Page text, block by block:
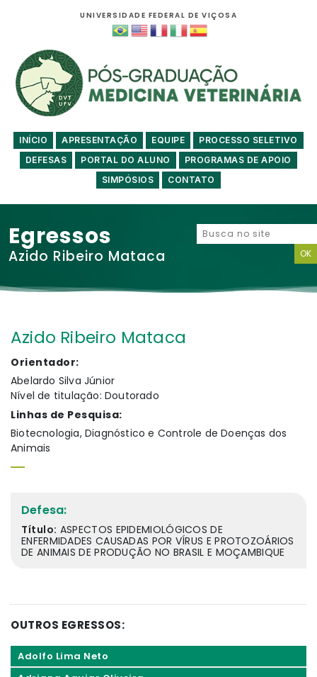
UNIVERSIDADE FEDERAL DE VIÇOSA
INÍCIO APRESENTAÇÃO EQUIPE
PROCESSO SELETIVO
DEFESAS
PORTAL DO ALUNO
PROGRAMAS DE APOIO
SIMPÓSIOS
CONTATO
Egressos
Azido Ribeiro Mataca
Azido Ribeiro Mataca
Orientador:
Abelardo Silva Júnior
Nível de titulação: Doutorado
Linhas de Pesquisa:
Biotecnologia, Diagnóstico e Controle de Doenças dos
Animais
Defesa:
Título: ASPECTOS EPIDEMIOLÓGICOS DE
ENFERMIDADES CAUSADAS POR VÍRUS E PROTOZOÁRIOS
DE ANIMAIS DE PRODUÇÃO NO BRASIL E MOÇAMBIQUE
OUTROS EGRESSOS:
Adolfo Lima Neto